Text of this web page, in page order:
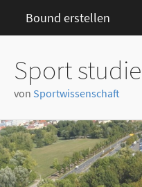
Bound erstellen
Sport
von Sportwissenschaft